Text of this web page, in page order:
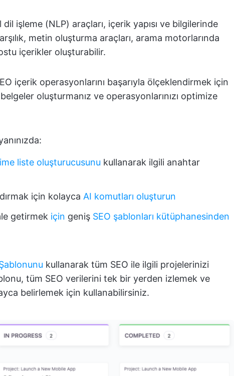
işleme (NLP) araçları, içerik yapısı ve bilgilerinde
metin oluşturma araçları, arama motorlarında
içerikler oluşturabilir.
içerik operasyonlarını başarıyla ölçeklendirmek için
belgeler oluşturmanız ve operasyonlarınızı optimize
liste oluşturucusunu kullanarak ilgili anahtar
için kolayca AI komutları oluşturun
getirmek için geniş SEO şablonları kütüphanesinden
kullanarak tüm SEO ile ilgili projelerinizi
tüm SEO verilerini tek bir yerden izlemek ve
belirlemek için kullanabilirsiniz.